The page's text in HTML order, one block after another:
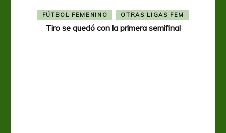
FÚTBOL FEMENINO OTRAS LIGAS FEM
Tiro se quedó con la primera semifinal